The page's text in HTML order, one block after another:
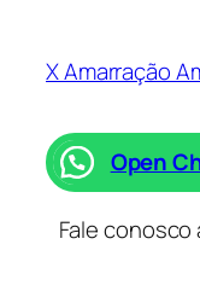
X Amarração
Open
Fale conosco